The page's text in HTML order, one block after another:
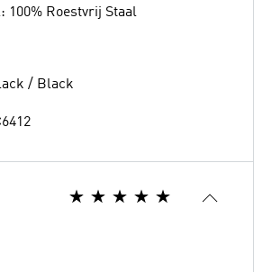
100% Roestvrij Staal
/ Black